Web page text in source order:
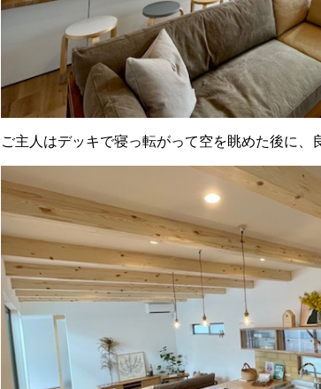
ご主人はデッキで寝っ転がって空を眺めた後に